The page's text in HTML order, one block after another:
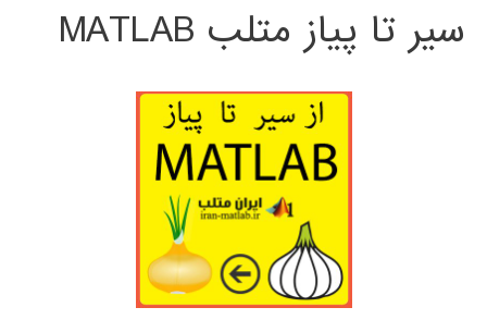
سیر تا پیاز متلب MATLAB